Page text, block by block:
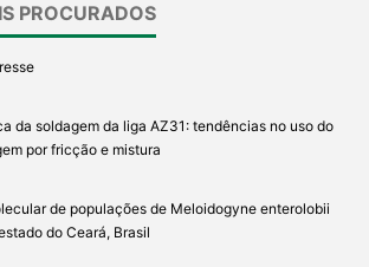
PROCURADOS
da soldagem da liga AZ31: tendências no uso do
por fricção e mistura
de populações de Meloidogyne enterolobii
do Ceará, Brasil